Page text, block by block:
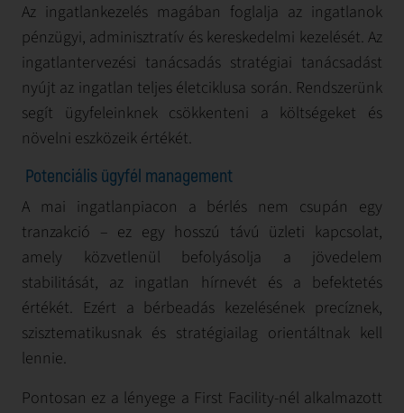
Az ingatlankezelés magában foglalja az ingatlanok
pénzügyi, adminisztratív és kereskedelmi kezelését. Az
ingatlantervezési tanácsadás stratégiai tanácsadást
nyújt az ingatlan teljes életciklusa során. Rendszerünk
segít ügyfeleinknek csökkenteni a költségeket és
növelni eszközeik értékét.
Potenciális ügyfél management
A mai ingatlanpiacon a bérlés nem csupán egy
tranzakció – ez egy hosszú távú üzleti kapcsolat,
amely közvetlenül befolyásolja a jövedelem
stabilitását, az ingatlan hírnevét és a befektetés
értékét. Ezért a bérbeadás kezelésének precíznek,
szisztematikusnak és stratégiailag orientáltnak kell
lennie.
Pontosan ez a lényege a First Facility-nél alkalmazott